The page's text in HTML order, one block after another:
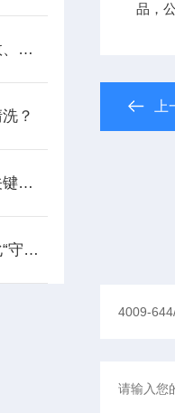
美国培安微波消解管：高效、安全且环保的样品前处理解决方案
？
高盐雾化器与普通雾化器关键差异解析
氩气过滤器滤芯：氩气净化“守门人”，保障精密工艺品质
品，